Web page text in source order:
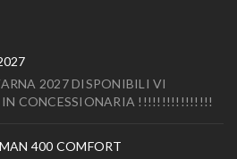
2027 DISPONIBILI VI
IN CONCESSIONARIA !!!!!!!!!!!!!!!!
400 COMFORT